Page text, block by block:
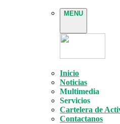
MENU
Inicio
Noticias
Multimedia
Servicios
Cartelera de
Contactanos